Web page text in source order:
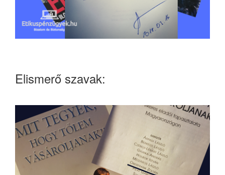
Elismerő szavak: